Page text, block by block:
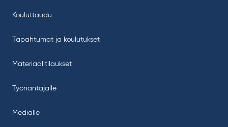
Kouluttaudu
Tapahtumat ja koulutukset
Materiaalitilaukset
Työnantajalle
Medialle